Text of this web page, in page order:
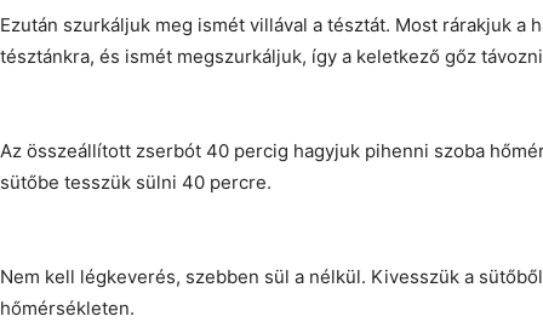
Ezután szurkáljuk meg ismét villával a tésztát. Most rárakjuk a
tésztánkra, és ismét megszurkáljuk, így a keletkező gőz
Az összeállított zserbót 40 percig hagyjuk pihenni szoba
sütőbe tesszük sülni 40 percre.
Nem kell légkeverés, szebben sül a nélkül. Kivesszük a
hőmérsékleten.